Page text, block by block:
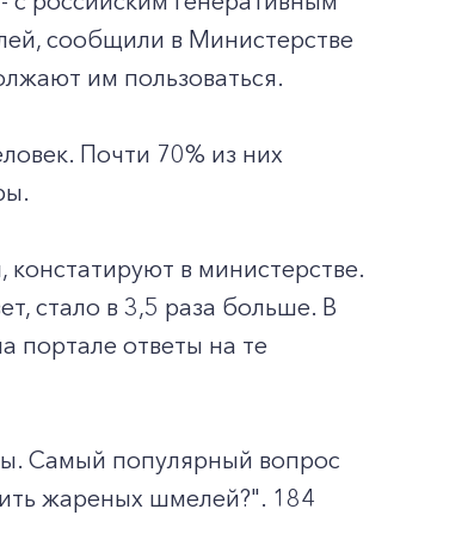
сообщили в Министерстве
им пользоваться.
Почти 70% из них
в министерстве.
стало в 3,5 раза больше. В
портале ответы на те
Самый популярный вопрос
жареных шмелей?". 184